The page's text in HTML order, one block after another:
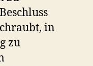
in
zu